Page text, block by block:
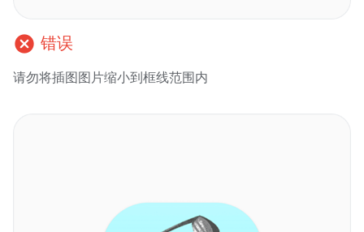
cancel 错误
请勿将插图图片缩小到框线范围内